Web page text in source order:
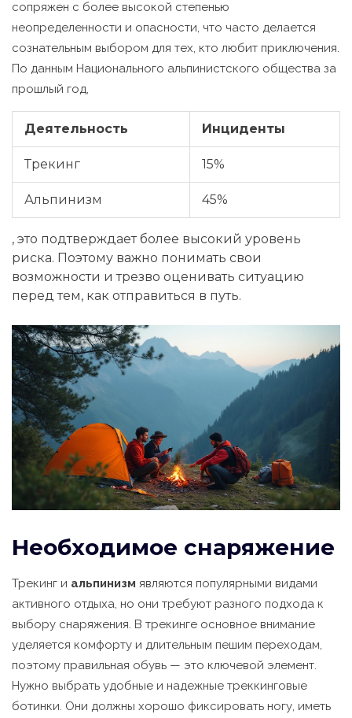
сопряжен с более высокой степенью
неопределенности и опасности, что часто делается
сознательным выбором для тех, кто любит приключения.
По данным Национального альпинистского общества за
прошлый год,
Деятельность Инциденты
Трекинг 15%
Альпинизм 45%
, это подтверждает более высокий уровень
риска. Поэтому важно понимать свои
возможности и трезво оценивать ситуацию
перед тем, как отправиться в путь.
Необходимое снаряжение
Трекинг и альпинизм являются популярными видами
активного отдыха, но они требуют разного подхода к
выбору снаряжения. В трекинге основное внимание
уделяется комфорту и длительным пешим переходам,
поэтому правильная обувь — это ключевой элемент.
Нужно выбрать удобные и надежные треккинговые
ботинки. Они должны хорошо фикcировать ногу, иметь